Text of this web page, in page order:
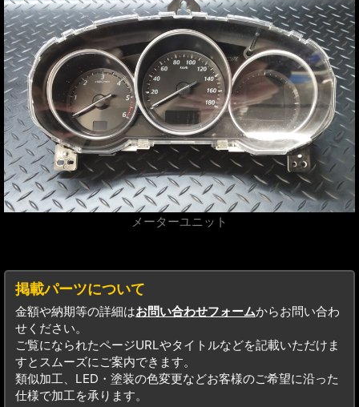
メーターユニット
掲載パーツについて
金額や納期等の詳細はお問い合わせフォームからお問い合わ
せください。
ご覧になられたページURLやタイトルなどを記載いただけま
すとスムーズにご案内できます。
類似加工、LED・塗装の色変更などお客様のご希望に沿った
仕様で加工を承ります。